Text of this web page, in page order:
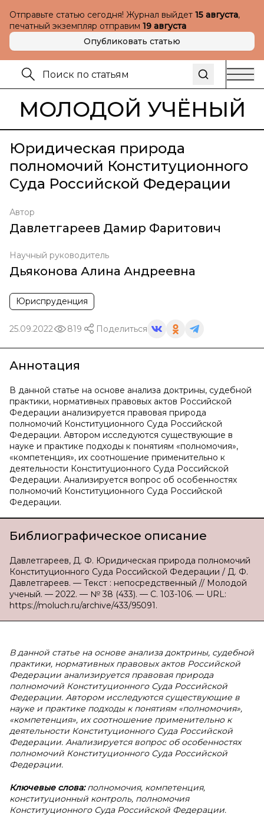
Отправьте статью сегодня! Журнал выйдет 15 августа,
печатный экземпляр отправим 19 августа
Опубликовать статью
МОЛОДОЙ УЧЁНЫЙ
Юридическая природа
полномочий Конституционного
Суда Российской Федерации
Автор
Давлетгареев Дамир Фаритович
Научный руководитель
Дьяконова Алина Андреевна
Юриспруденция
25.09.2022 819 Поделиться
Аннотация
В данной статье на основе анализа доктрины, судебной
практики, нормативных правовых актов Российской
Федерации анализируется правовая природа
полномочий Конституционного Суда Российской
Федерации. Автором исследуются существующие в
науке и практике подходы к понятиям «полномочия»,
«компетенция», их соотношение применительно к
деятельности Конституционного Суда Российской
Федерации. Анализируется вопрос об особенностях
полномочий Конституционного Суда Российской
Федерации.
Библиографическое описание
Давлетгареев, Д. Ф. Юридическая природа полномочий
Конституционного Суда Российской Федерации / Д. Ф.
Давлетгареев. — Текст : непосредственный // Молодой
ученый. — 2022. — № 38 (433). — С. 103-106. — URL:
https://moluch.ru/archive/433/95091.
В данной статье на основе анализа доктрины, судебной
практики, нормативных правовых актов Российской
Федерации анализируется правовая природа
полномочий Конституционного Суда Российской
Федерации. Автором исследуются существующие в
науке и практике подходы к понятиям «полномочия»,
«компетенция», их соотношение применительно к
деятельности Конституционного Суда Российской
Федерации. Анализируется вопрос об особенностях
полномочий Конституционного Суда Российской
Федерации.
Ключевые слова:полномочия, компетенция,
конституционный контроль, полномочия
Конституционного Суда Российской Федерации.